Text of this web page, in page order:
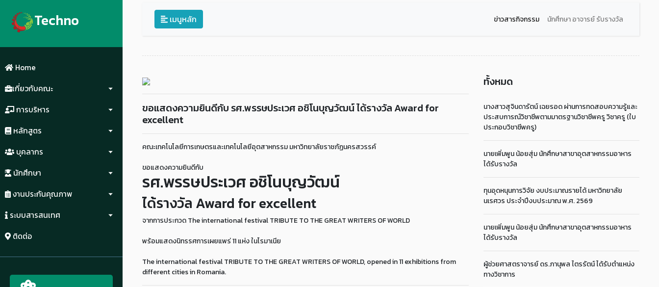
Techno
Home
เกี่ยวกับคณะ
การบริหาร
หลักสูตร
บุคลากร
นักศึกษา
งานประกันคุณภาพ
ระบบสารสนเทศ
ติดต่อ
เมนูหลัก ข่าวสารกิจกรรม นักศึกษา อาจารย์ รับรางวัล
ขอแสดงความยินดีกับ รศ.พรรษประเวศ อชิโนบุญวัฒน์ ได้รางวัล Award for
excellent
คณะเทคโนโลยีการเกษตรและเทคโนโลยีอุตสาหกรรม มหาวิทยาลัยราชภัฏนครสวรรค์
ขอแสดงความยินดีกับ
รศ.พรรษประเวศ อชิโนบุญวัฒน์
ได้รางวัล Award for excellent
จากการประกวด The international festival TRIBUTE TO THE GREAT WRITERS OF WORLD
พร้อมแสดงนิทรรศการเผยแพร่ 11 แห่ง ในโรมาเนีย
The international festival TRIBUTE TO THE GREAT WRITERS OF WORLD, opened in 11 exhibitions from
different cities in Romania.
ทั้งหมด
นางสาวสุจินดารัตน์ เฉยรอด ผ่านการทดสอบความรู้และ
ประสบการณ์วิชาชีพตามมาตรฐานวิชาชีพครู วิชาครู (ใบ
ประกอบวิชาชีพครู)
นายเพิ่มพูน น้อยสุ่ม นักศึกษาสาขาอุตสาหกรรมอาหาร
ได้รับรางวัล
ทุนอุดหนุนการวิจัย งบประมาณรายได้ มหาวิทยาลัย
นเรศวร ประจำปีงบประมาณ พ.ศ. 2569
นายเพิ่มพูน น้อยสุ่ม นักศึกษาสาขาอุตสาหกรรมอาหาร
ได้รับรางวัล
ผู้ช่วยศาสตราจารย์ ดร.ภานุพล ไตรรัตน์ ได้รับตำแหน่ง
ทางวิชาการ